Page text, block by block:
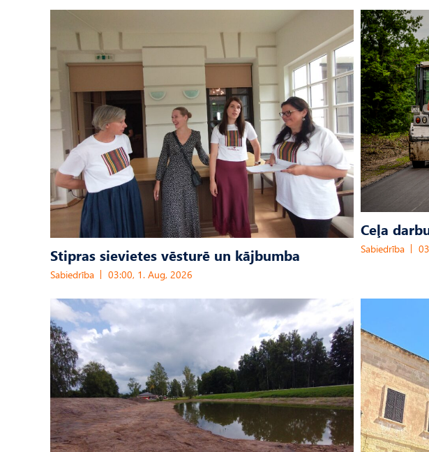
Stipras sievietes vēsturē un kājbumba
Sabiedrība 03:00, 1. Aug, 2026
Ceļa
Sabiedrība